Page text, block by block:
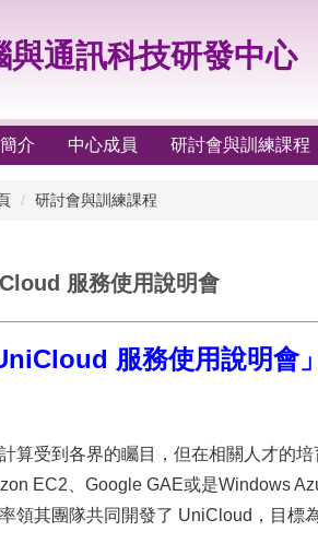
與通訊科技研發中心
介 中心成員 研討會與訓練課程
研討會與訓練課程
服務使用說明會
服務使用說明會」
算受到各界的矚目， 但在相關人才的培
EC2、Google GAE或是Windows
領其團隊共同開發了 UniCloud， 目標